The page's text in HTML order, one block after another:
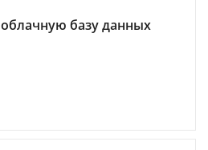
базу данных